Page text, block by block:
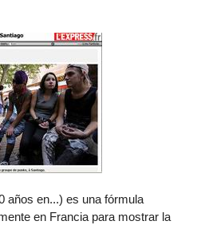
años en...) es una fórmula
en Francia para mostrar la